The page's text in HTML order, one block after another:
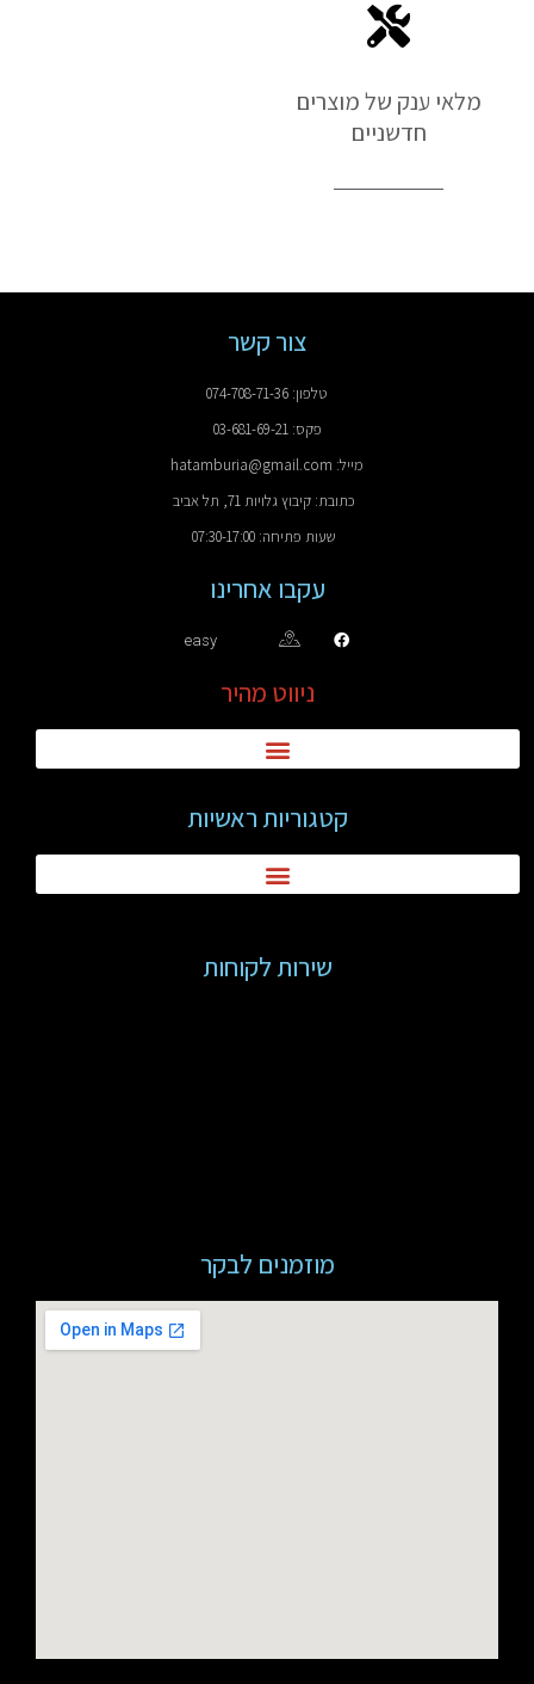
מלאי ענק של מוצרים
חדשניים
צור קשר
טלפון: 074-708-71-36
פקס: 03-681-69-21
מייל: hatamburia@gmail.com
כתובת: קיבוץ גלויות 71, תל אביב
שעות פתיחה: 07:30-17:00
עקבו אחרינו
easy
ניווט מהיר
קטגוריות ראשיות
שירות לקוחות
מוזמנים לבקר